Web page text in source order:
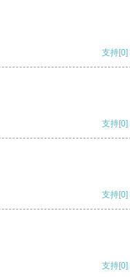
支持[0]
支持[0]
支持[0]
支持[0]